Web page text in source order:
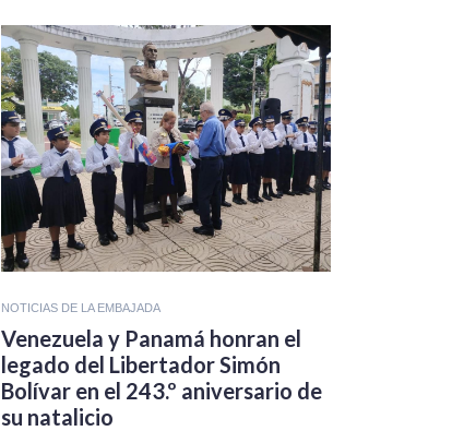
NOTICIAS DE LA EMBAJADA
Venezuela y Panamá honran el
legado del Libertador Simón
Bolívar en el 243.º aniversario de
su natalicio